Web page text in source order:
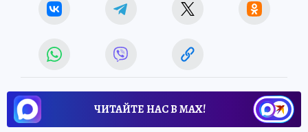
ЧИТАЙТЕ НАС В МАХ!